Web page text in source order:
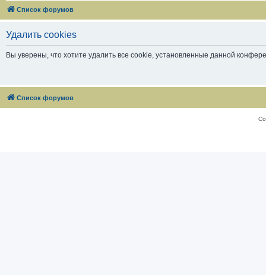
Список форумов
Удалить cookies
Вы уверены, что хотите удалить все cookie, установленные данной
Список форумов